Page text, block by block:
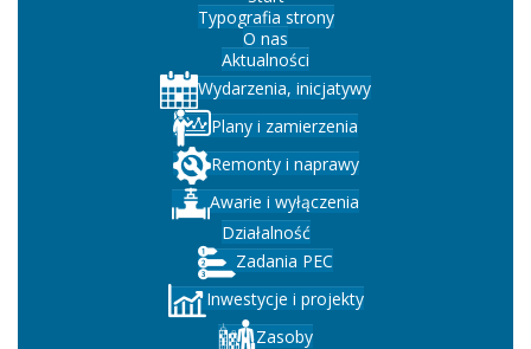
Typografia strony
O nas
Aktualności
Wydarzenia, inicjatywy
Plany i zamierzenia
Remonty i naprawy
Awarie i wyłączenia
Działalność
Zadania PEC
Inwestycje i projekty
Zasoby